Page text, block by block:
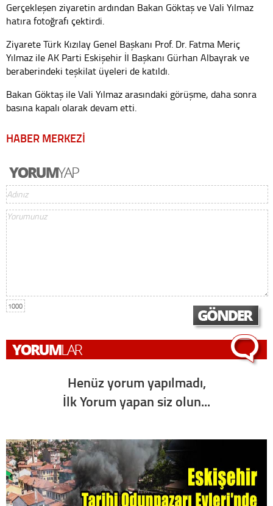
Gerçekleşen ziyaretin ardından Bakan Göktaş ve Vali Yılmaz
hatıra fotoğrafı çektirdi.
Ziyarete Türk Kızılay Genel Başkanı Prof. Dr. Fatma Meriç
Yılmaz ile AK Parti Eskişehir İl Başkanı Gürhan Albayrak ve
beraberindeki teşkilat üyeleri de katıldı.
Bakan Göktaş ile Vali Yılmaz arasındaki görüşme, daha sonra
basına kapalı olarak devam etti.
HABER MERKEZİ
1000
Henüz yorum yapılmadı,
İlk Yorum yapan siz olun...